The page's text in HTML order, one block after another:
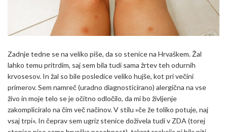
Zadnje tedne se na veliko piše, da so stenice na Hrvaškem. Žal
lahko temu pritrdim, saj sem bila tudi sama žrtev teh odurnih
krvosesov. In žal so bile posledice veliko hujše, kot pri večini
primerov. Sem namreč (uradno diagnosticirano) alergična na vse
živo in moje telo se je očitno odločilo, da mi bo življenje
zakompliciralo na čim več načinov. V stilu »če že toliko potuje, naj
vsaj trpi«. In čeprav sem ugriz stenice doživela tudi v ZDA (torej